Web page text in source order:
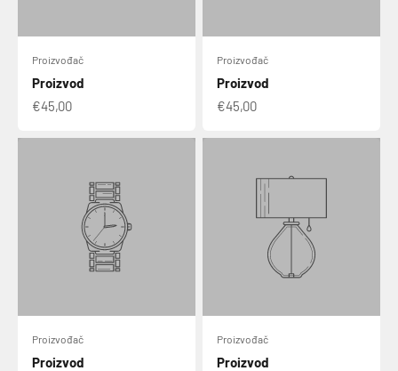
Proizvođač
Proizvod
€45,00
Proizvođač
Proizvod
€45,00
Proizvođač
Proizvod
Proizvođač
Proizvod